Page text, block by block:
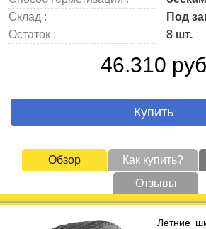
Склад :
Под
Остаток :
8 шт.
46.310
Купить
Обзор Как купить?
Отзывы
Летние